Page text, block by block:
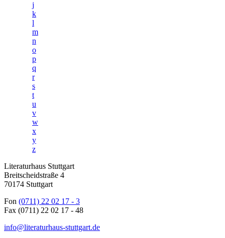
j
k
l
m
n
o
p
q
r
s
t
u
v
w
x
y
z
Literaturhaus Stuttgart
Breitscheidstraße 4
70174 Stuttgart
Fon (0711) 22 02 17 - 3
Fax (0711) 22 02 17 - 48
info@literaturhaus-stuttgart.de